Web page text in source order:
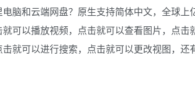
脑和云端网盘？原生支持简体中文，全球
可以播放视频，点击就可以查看图片，点
就可以进行搜索，点击就可以更改视图，还